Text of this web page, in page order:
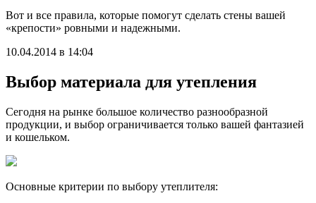
Вот и все правила, которые помогут сделать стены вашей
«крепости» ровными и надежными.
10.04.2014 в 14:04
Выбор материала для утепления
Сегодня на рынке большое количество разнообразной
продукции, и выбор ограничивается только вашей фантазией
и кошельком.
Основные критерии по выбору утеплителя: